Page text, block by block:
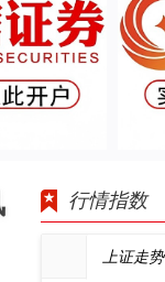
行情指数
上证走势